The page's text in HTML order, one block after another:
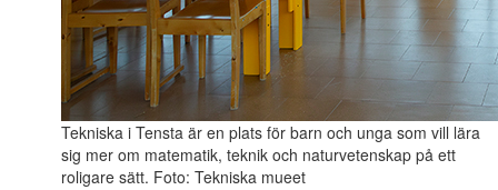
Tekniska i Tensta är en plats för barn och unga som vill lära
sig mer om matematik, teknik och naturvetenskap på ett
roligare sätt. Foto: Tekniska mueet